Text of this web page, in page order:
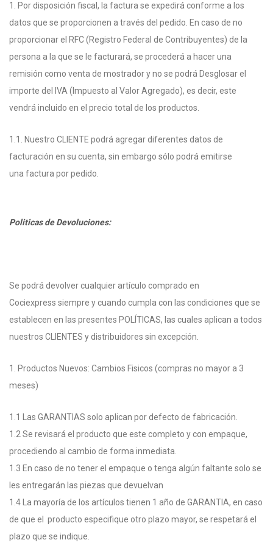
1. Por disposición fiscal, la factura se expedirá conforme a los
datos que se proporcionen a través del pedido. En caso de no
proporcionar el RFC (Registro Federal de Contribuyentes) de la
persona a la que se le facturará, se procederá a hacer una
remisión como venta de mostrador y no se podrá Desglosar el
importe del IVA (Impuesto al Valor Agregado), es decir, este
vendrá incluido en el precio total de los productos.
1.1. Nuestro CLIENTE podrá agregar diferentes datos de
facturación en su cuenta, sin embargo sólo podrá emitirse
una factura por pedido.
Politicas de Devoluciones:
Se podrá devolver cualquier artículo comprado en
Cociexpress siempre y cuando cumpla con las condiciones que se
establecen en las presentes POLÍTICAS, las cuales aplican a todos
nuestros CLIENTES y distribuidores sin excepción.
1. Productos Nuevos: Cambios Fisicos (compras no mayor a 3
meses)
1.1 Las GARANTIAS solo aplican por defecto de fabricación.
1.2 Se revisará el producto que este completo y con empaque,
procediendo al cambio de forma inmediata.
1.3 En caso de no tener el empaque o tenga algún faltante solo se
les entregarán las piezas que devuelvan
1.4 La mayoría de los artículos tienen 1 año de GARANTIA, en caso
de que el producto especifique otro plazo mayor, se respetará el
plazo que se indique.